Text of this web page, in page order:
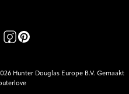
missing Display text from
Link missing Display text
Link missing Display text
Hunter Douglas Europe B.V. Gemaakt